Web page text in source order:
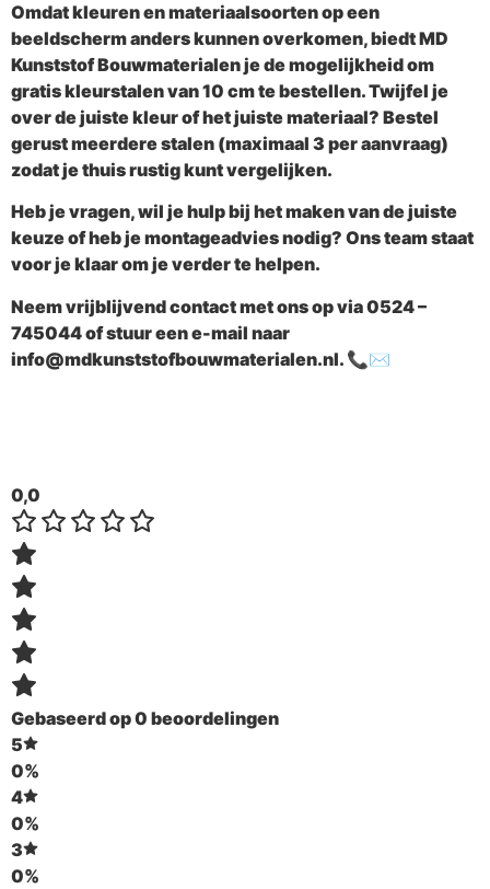
Omdat kleuren en materiaalsoorten op een
beeldscherm anders kunnen overkomen, biedtMD
Kunststof Bouwmaterialenje de mogelijkheid om
gratiskleurstalen van 10 cmte bestellen. Twijfel je
over de juiste kleur of het juiste materiaal? Bestel
gerust meerdere stalen (maximaal 3 per aanvraag)
zodat je thuis rustig kunt vergelijken.
Heb je vragen, wil je hulp bij het maken van de juiste
keuze of heb je montageadvies nodig? Ons team staat
voor je klaar om je verder te helpen.
Neem vrijblijvend contact met ons op via0524 –
745044of stuur een e-mail naar
info@mdkunststofbouwmaterialen.nl. 📞✉️
0,0
Gebaseerd op 0 beoordelingen
5
0%
4
0%
3
0%